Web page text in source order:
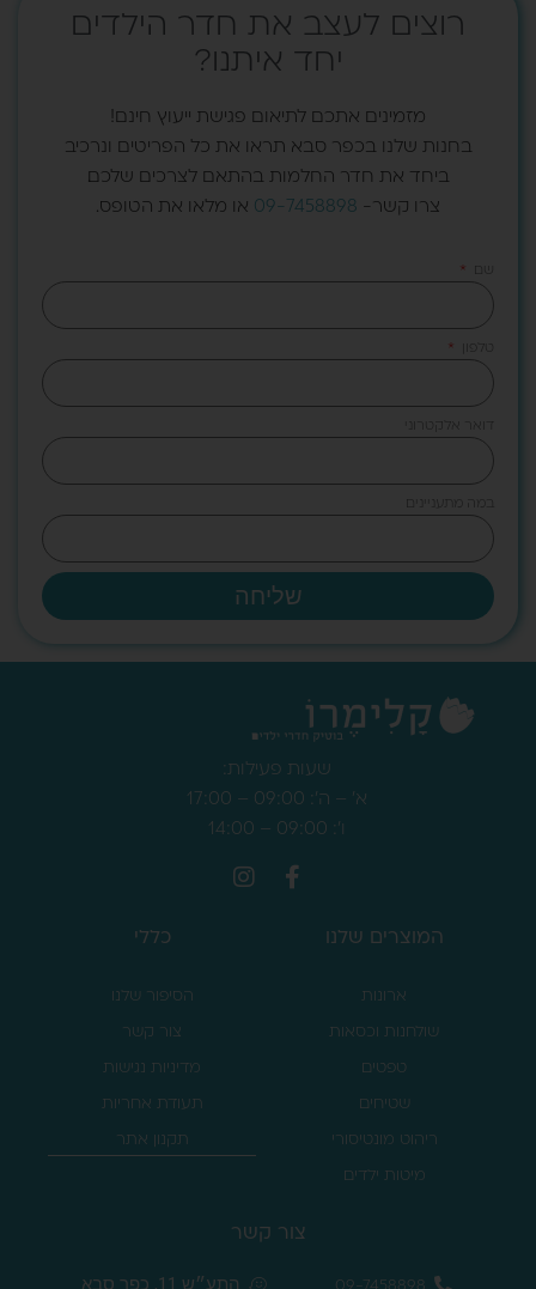
רוצים לעצב את חדר הילדים
יחד איתנו?
מזמינים אתכם לתיאום פגישת ייעוץ חינם!
בחנות שלנו בכפר סבא תראו את כל הפריטים ונרכיב
ביחד את חדר החלמות בהתאם לצרכים שלכם.
צרו קשר- 09-7458898 או מלאו את הטופס.
שם
טלפון
דואר אלקטרוני
במה מתעניינים
שליחה
שעות פעילות:
א' – ה': 09:00 – 17:00
ו': 09:00 – 14:00
המוצרים שלנו
ארונות
שולחנות וכסאות
טפטים
שטיחים
ריהוט מונטיסורי
מיטות ילדים
כללי
הסיפור שלנו
צור קשר
מדיניות נגישות
תעודת אחריות
תקנון אתר
צור קשר
09-7458898 התע״ש 11, כפר סבא